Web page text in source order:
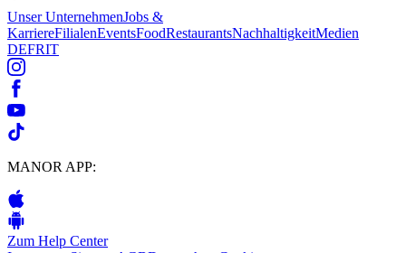
Unser UnternehmenJobs &
KarriereFilialenEventsFoodRestaurantsNachhaltigkeitMedien
DEFRIT
MANOR APP:
Zum Help Center